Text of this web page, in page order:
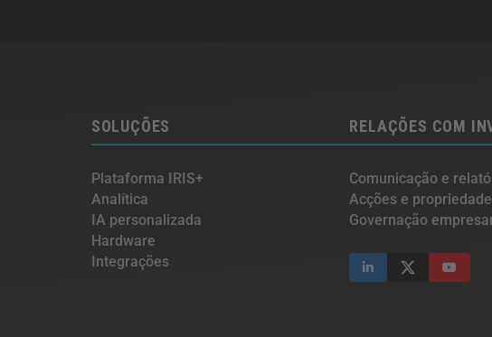
SOLUÇÕES
Plataforma IRIS+
Analítica
IA personalizada
Hardware
Integrações
RELAÇÕES COM
Comunicação e
Acções e propriedade
Governação